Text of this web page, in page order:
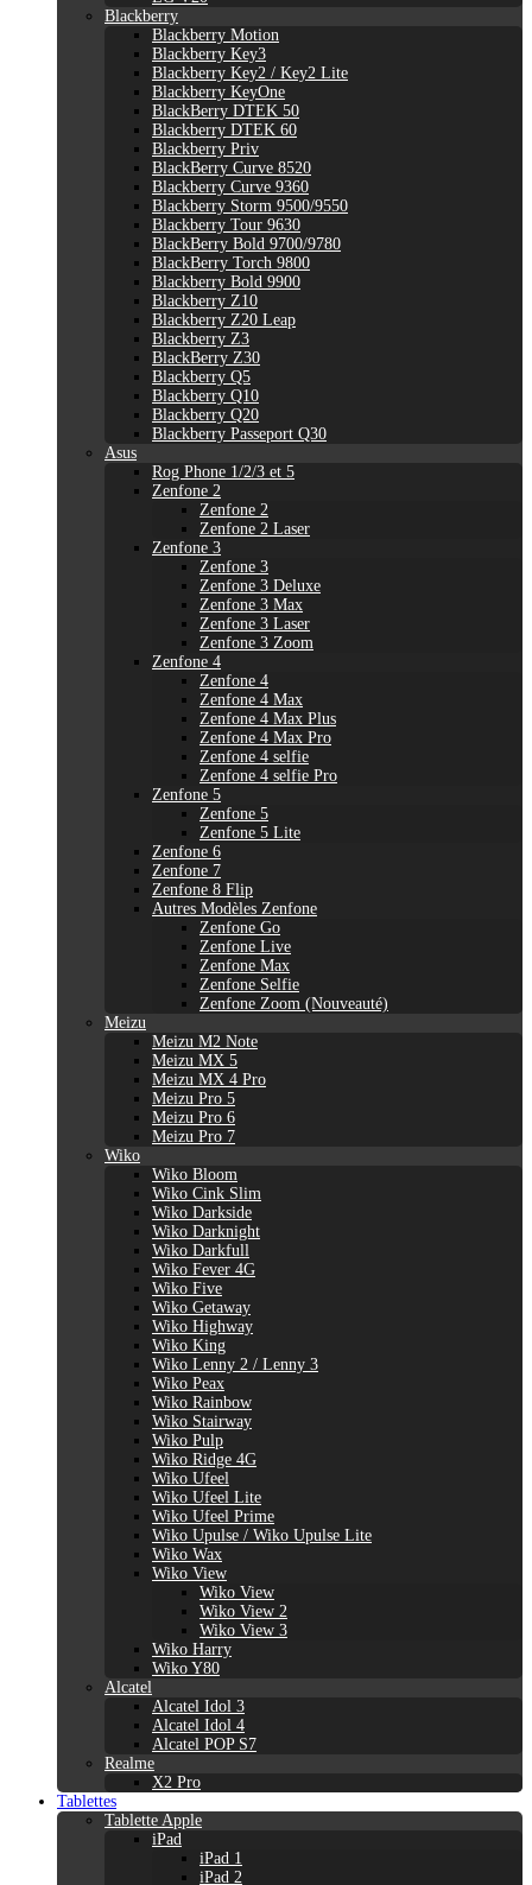
Blackberry
Blackberry Motion
Blackberry Key3
Blackberry Key2 / Key2 Lite
Blackberry KeyOne
BlackBerry DTEK 50
Blackberry DTEK 60
Blackberry Priv
BlackBerry Curve 8520
Blackberry Curve 9360
Blackberry Storm 9500/9550
Blackberry Tour 9630
BlackBerry Bold 9700/9780
BlackBerry Torch 9800
Blackberry Bold 9900
Blackberry Z10
Blackberry Z20 Leap
Blackberry Z3
BlackBerry Z30
Blackberry Q5
Blackberry Q10
Blackberry Q20
Blackberry Passeport Q30
Asus
Rog Phone 1/2/3 et 5
Zenfone 2
Zenfone 2
Zenfone 2 Laser
Zenfone 3
Zenfone 3
Zenfone 3 Deluxe
Zenfone 3 Max
Zenfone 3 Laser
Zenfone 3 Zoom
Zenfone 4
Zenfone 4
Zenfone 4 Max
Zenfone 4 Max Plus
Zenfone 4 Max Pro
Zenfone 4 selfie
Zenfone 4 selfie Pro
Zenfone 5
Zenfone 5
Zenfone 5 Lite
Zenfone 6
Zenfone 7
Zenfone 8 Flip
Autres Modèles Zenfone
Zenfone Go
Zenfone Live
Zenfone Max
Zenfone Selfie
Zenfone Zoom (Nouveauté)
Meizu
Meizu M2 Note
Meizu MX 5
Meizu MX 4 Pro
Meizu Pro 5
Meizu Pro 6
Meizu Pro 7
Wiko
Wiko Bloom
Wiko Cink Slim
Wiko Darkside
Wiko Darknight
Wiko Darkfull
Wiko Fever 4G
Wiko Five
Wiko Getaway
Wiko Highway
Wiko King
Wiko Lenny 2 / Lenny 3
Wiko Peax
Wiko Rainbow
Wiko Stairway
Wiko Pulp
Wiko Ridge 4G
Wiko Ufeel
Wiko Ufeel Lite
Wiko Ufeel Prime
Wiko Upulse / Wiko Upulse Lite
Wiko Wax
Wiko View
Wiko View
Wiko View 2
Wiko View 3
Wiko Harry
Wiko Y80
Alcatel
Alcatel Idol 3
Alcatel Idol 4
Alcatel POP S7
Realme
X2 Pro
Tablettes
Tablette Apple
iPad
iPad 1
iPad 2